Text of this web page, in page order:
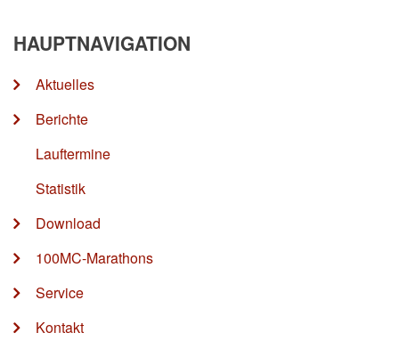
HAUPTNAVIGATION
Aktuelles
Berichte
Lauftermine
Statistik
Download
100MC-Marathons
Service
Kontakt